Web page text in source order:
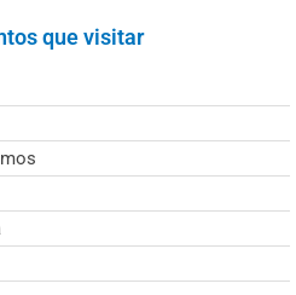
que visitar